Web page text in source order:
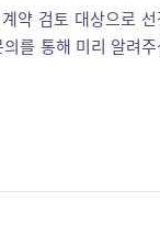
약 검토 대상으로
를 통해 미리 알려